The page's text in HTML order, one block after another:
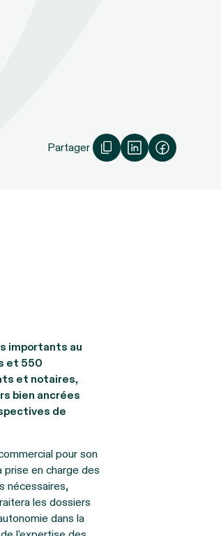
Partager
importants au
et 550
et notaires,
bien ancrées
de
pour son
en charge des
nécessaires,
les dossiers
dans la